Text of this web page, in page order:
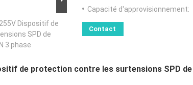
Dispositif de
SPD de
3 phase
Capacité d'approvisionnement:
Contact
de protection contre les surtensions SPD